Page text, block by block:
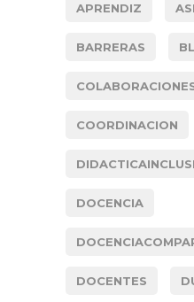
APRENDIZ
BARRERAS
COORDINACION
DOCENCIA
DOCENTES